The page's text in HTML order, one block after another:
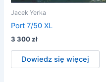
Jacek Yerka
Port 7/50 XL
3 300zł
Dowiedz się więcej